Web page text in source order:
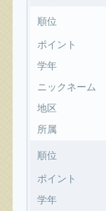
順位
ポイント
学年
ニックネーム
地区
所属
順位
ポイント
学年